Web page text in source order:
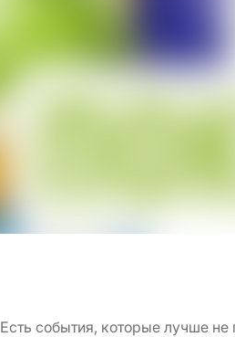
Есть события, которые лучше